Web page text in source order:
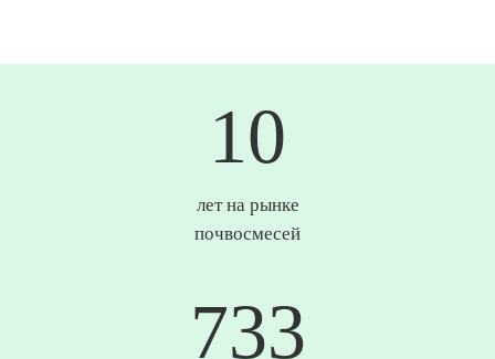
10
лет на рынке
почвосмесей
745